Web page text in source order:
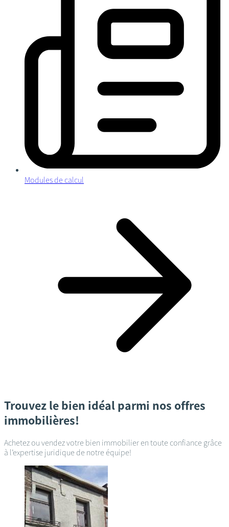
Modules de calcul
Trouvez le bien idéal parmi nos offres
immobilières!
Achetez ou vendez votre bien immobilier en toute confiance grâce
à l’expertise juridique de notre équipe!